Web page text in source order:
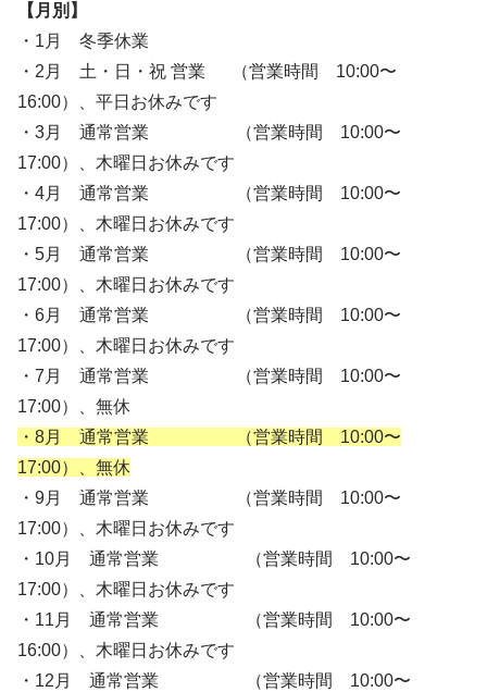
【月別】
・1月 冬季休業
・2月 土・日・祝 営業 （営業時間 10:00〜
16:00）、平日お休みです
・3月 通常営業 （営業時間 10:00〜
17:00）、木曜日お休みです
・4月 通常営業 （営業時間 10:00〜
17:00）、木曜日お休みです
・5月 通常営業 （営業時間 10:00〜
17:00）、木曜日お休みです
・6月 通常営業 （営業時間 10:00〜
17:00）、木曜日お休みです
・7月 通常営業 （営業時間 10:00〜
17:00）、無休
・8月 通常営業 （営業時間 10:00〜
17:00）、無休
・9月 通常営業 （営業時間 10:00〜
17:00）、木曜日お休みです
・10月 通常営業 （営業時間 10:00〜
17:00）、木曜日お休みです
・11月 通常営業 （営業時間 10:00〜
16:00）、木曜日お休みです
・12月 通常営業 （営業時間 10:00〜